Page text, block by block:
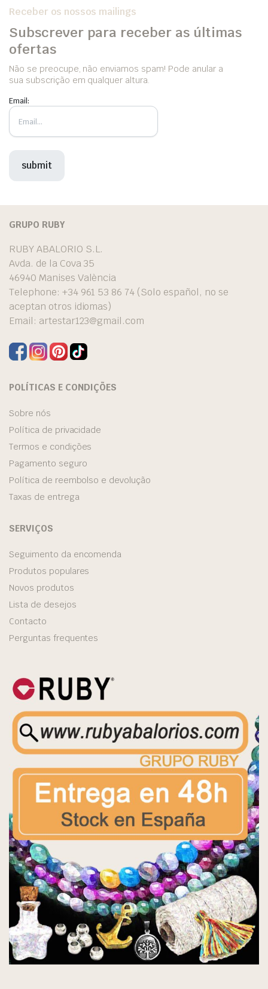
Receber os nossos mailings
Subscrever para receber as últimas
ofertas
Não se preocupe, não enviamos spam! Pode anular a
sua subscrição em qualquer altura.
Email:
GRUPO RUBY
RUBY ABALORIO S.L.
Avda. de la Cova 35
46940 Manises València
Telephone: +34 961 53 86 74 (Solo español, no se
aceptan otros idiomas)
Email: artestar123@gmail.com
POLÍTICAS E CONDIÇÕES
Sobre nós
Política de privacidade
Termos e condições
Pagamento seguro
Política de reembolso e devolução
Taxas de entrega
SERVIÇOS
Seguimento da encomenda
Produtos populares
Novos produtos
Lista de desejos
Contacto
Perguntas frequentes